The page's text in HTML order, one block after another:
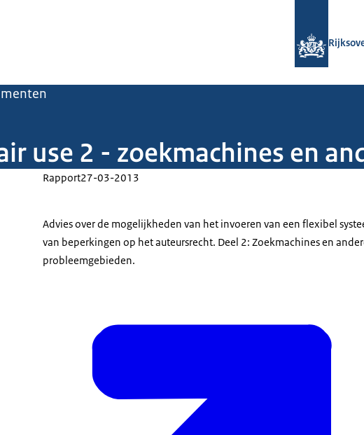
use 2 - zoekmachines en
Rapport27-03-2013
Advies over de mogelijkheden van het invoeren van een flexibel
van beperkingen op het auteursrecht. Deel 2: Zoekmachines en
probleemgebieden.